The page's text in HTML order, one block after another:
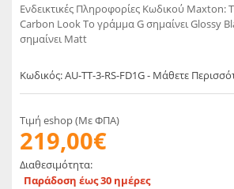
Ενδεικτικές Πληροφορίες Κωδικού Maxton:
Carbon Look Το γράμμα G σημαίνει Glossy
σημαίνει Matt
Κωδικός: AU-TT-3-RS-FD1G - Μάθετε
Τιμή eshop (Με ΦΠΑ)
219,00€
Διαθεσιμότητα:
Παράδοση έως 30 ημέρες